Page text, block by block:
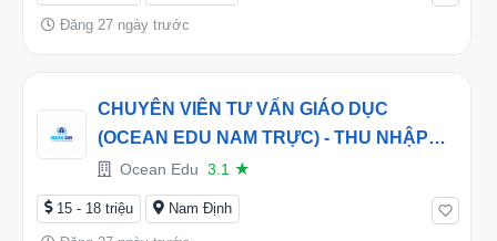
Đăng 27 ngày trước
CHUYÊN VIÊN TƯ VẤN GIÁO DỤC
(OCEAN EDU NAM TRỰC) - THU NHẬP
HẤP DẪN TỪ 16 TRIỆU/THÁNG
Ocean Edu 3.1 ★
15 - 18 triệu Nam Định